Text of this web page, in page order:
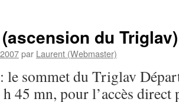
du Triglav)
par Laurent (Webmaster)
le sommet du Triglav
45 mn, pour l’accès direct